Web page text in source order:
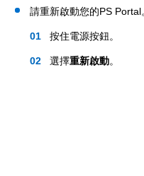
請重新啟動您的PS Portal
按住電源按鈕。
選擇重新啟動。